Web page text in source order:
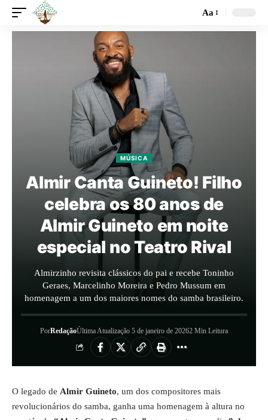
Aa
MÚSICA
Almir Canta Guineto! Filho
celebra os 80 anos de
Almir Guineto em noite
especial no Teatro Rival
Almirzinho revisita clássicos do pai e recebe Toninho
Geraes, Marcelinho Moreira e Pedro Mussum em
homenagem a um dos maiores nomes do samba brasileiro.
PorRedaçãoÚltima Atualização 5 de janeiro de 20262 Min Leitura
O legado de Almir Guineto, um dos compositores mais
revolucionários do samba, ganha uma homenagem à altura no